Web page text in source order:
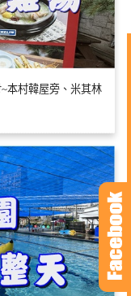
本村韓屋旁、米其林